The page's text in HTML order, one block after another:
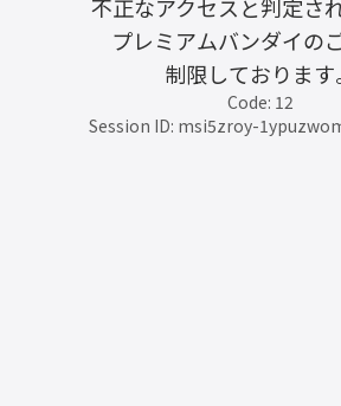
不正なアクセスと判定さ
プレミアムバンダイの
制限しております
Code: 12
Session ID: msi5zroy-